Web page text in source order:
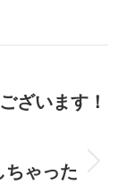
ざいます！
ちゃった